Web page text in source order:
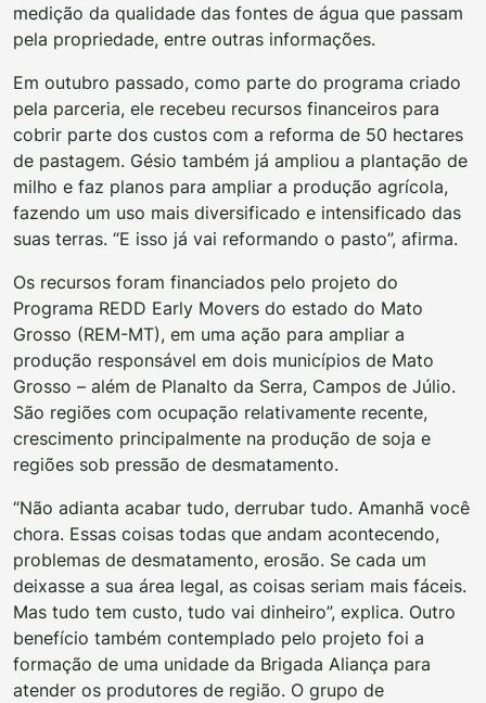
medição da qualidade das fontes de água que passam
pela propriedade, entre outras informações.
Em outubro passado, como parte do programa criado
pela parceria, ele recebeu recursos financeiros para
cobrir parte dos custos com a reforma de 50 hectares
de pastagem. Gésio também já ampliou a plantação de
milho e faz planos para ampliar a produção agrícola,
fazendo um uso mais diversificado e intensificado das
suas terras. “E isso já vai reformando o pasto”, afirma.
Os recursos foram financiados pelo projeto do
Programa REDD Early Movers do estado do Mato
Grosso (REM-MT), em uma ação para ampliar a
produção responsável em dois municípios de Mato
Grosso – além de Planalto da Serra, Campos de Júlio.
São regiões com ocupação relativamente recente,
crescimento principalmente na produção de soja e
regiões sob pressão de desmatamento.
“Não adianta acabar tudo, derrubar tudo. Amanhã você
chora. Essas coisas todas que andam acontecendo,
problemas de desmatamento, erosão. Se cada um
deixasse a sua área legal, as coisas seriam mais fáceis.
Mas tudo tem custo, tudo vai dinheiro”, explica. Outro
benefício também contemplado pelo projeto foi a
formação de uma unidade da Brigada Aliança para
atender os produtores de região. O grupo de